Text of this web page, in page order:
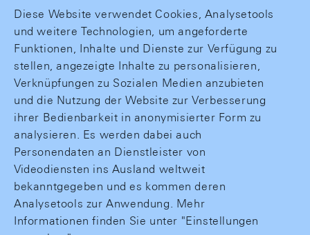
Diese Website verwendet Cookies, Analysetools
und weitere Technologien, um angeforderte
Funktionen, Inhalte und Dienste zur Verfügung zu
stellen, angezeigte Inhalte zu personalisieren,
Verknüpfungen zu Sozialen Medien anzubieten
und die Nutzung der Website zur Verbesserung
ihrer Bedienbarkeit in anonymisierter Form zu
analysieren. Es werden dabei auch
Personendaten an Dienstleister von
Videodiensten ins Ausland weltweit
bekanntgegeben und es kommen deren
Analysetools zur Anwendung. Mehr
Informationen finden Sie unter "Einstellungen